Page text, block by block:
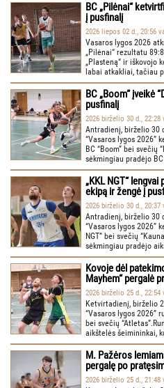
BC „Pilėnai“
į pusfinalį
2026 liepos 02 d., 20:56
Vasaros lygos 2026
„Pilėnai“ rezultatu
„Plasteną“ ir iškovojo
labai atkakliai, tačiau
BC „Boom“ įveikė
pusfinalį
2026 birželio 30 d., 22:28
Antradienį, birželio 30
“Vasaros lygos 2026”
BC “Boom” bei svečių
sėkmingiau pradėjo
„KKL NGT“ lengvai
ekipą ir žengė į
2026 birželio 30 d., 20:37
Antradienį, birželio 30
“Vasaros lygos 2026”
NGT” bei svečių
sėkmingiau pradėjo
Kovoje dėl
Mayhem“ pergalė
2026 birželio 25 d., 22:54
Ketvirtadienį, birželio
“Vasaros lygos 2026”
bei svečių
aikštelės šeimininkai,
M. Pažėros
pergalę po
2026 birželio 25 d., 21:48